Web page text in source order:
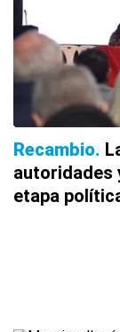
Recambio
autoridades
etapa